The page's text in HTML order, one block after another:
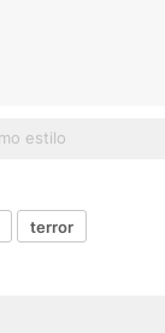
terror